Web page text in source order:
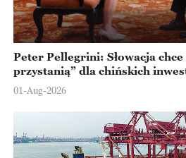
Peter Pellegrini: Słowacja chce
przystanią” dla chińskich
Europejskiej
01-Aug-2026